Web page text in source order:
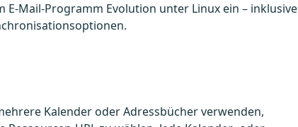
E-Mail-Programm Evolution unter Linux ein – inklusive
Kalender oder Adressbücher verwenden,